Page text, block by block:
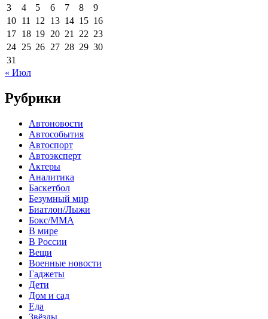
3
4 5 6 7 8
9
10 11 12 13 14 15 16
17 18 19 20 21 22 23
24 25 26 27 28 29 30
31
« Июл
Рубрики
Автоновости
Автособытия
Автоспорт
Автоэксперт
Актеры
Аналитика
Баскетбол
Безумный мир
Биатлон/Лыжи
Бокс/MMA
В мире
В России
Вещи
Военные новости
Гаджеты
Дети
Дом и сад
Еда
Звёзды